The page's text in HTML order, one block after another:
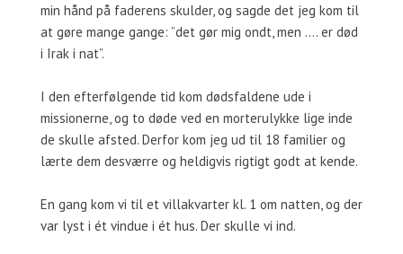
min hånd på faderens skulder, og sagde det jeg kom til
at gøre mange gange: ”det gør mig ondt, men …. er død
i Irak i nat”.
I den efterfølgende tid kom dødsfaldene ude i
missionerne, og to døde ved en morterulykke lige inde
de skulle afsted. Derfor kom jeg ud til 18 familier og
lærte dem desværre og heldigvis rigtigt godt at kende.
En gang kom vi til et villakvarter kl. 1 om natten, og der
var lyst i ét vindue i ét hus. Der skulle vi ind.